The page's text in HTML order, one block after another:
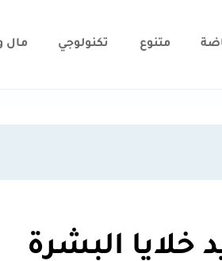
متنوع تكنولوجي مال
خلايا البشرة